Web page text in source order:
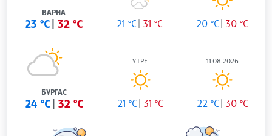
ВАРНА
23 °C 32 °C 21 °C 31 °C 20 °C 30 °C
БУРГАС
24 °C 32 °C
УТРЕ
21 °C 31 °C
11.08.2026
22 °C 30 °C